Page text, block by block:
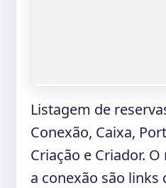
Listagem de
Conexão, Caixa,
Criação e Criador.
a conexão são links